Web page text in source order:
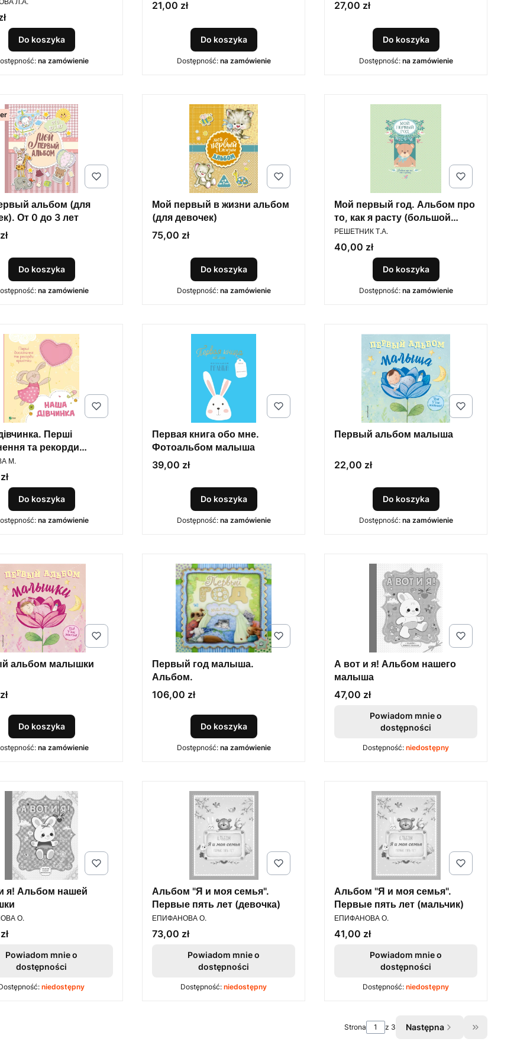
Do koszyka
na zamówienie
Cena
21,00 zł
Do koszyka
Dostępność: na zamówienie
Cena
27,00 zł
Do koszyka
Dostępność: na zamówienie
альбом (для
От 0 до 3 лет
Do koszyka
na zamówienie
Мой первый в жизни альбом
(для девочек)
Cena
75,00 zł
Do koszyka
Dostępność: na zamówienie
Мой первый год. Альбом про
то, как я расту (большой
формат)
PRODUCENT
РЕШЕТНИК Т.А.
Cena
40,00 zł
Do koszyka
Dostępność: na zamówienie
Перші
та рекорди
М.
Do koszyka
na zamówienie
Первая книга обо мне.
Фотоальбом малыша
Cena
39,00 zł
Do koszyka
Dostępność: na zamówienie
Первый альбом малыша
Cena
22,00 zł
Do koszyka
Dostępność: na zamówienie
альбом малышки
Do koszyka
na zamówienie
Первый год малыша.
Альбом.
Cena
106,00 zł
Do koszyka
Dostępność: na zamówienie
А вот и я! Альбом нашего
малыша
Cena
47,00 zł
Powiadom mnie o
dostępności
Dostępność: niedostępny
я! Альбом нашей
О.
Powiadom mnie o
dostępności
niedostępny
Альбом "Я и моя семья".
Первые пять лет (девочка)
PRODUCENT
ЕПИФАНОВА О.
Cena
73,00 zł
Powiadom mnie o
dostępności
Dostępność: niedostępny
Альбом "Я и моя семья".
Первые пять лет (мальчик)
PRODUCENT
ЕПИФАНОВА О.
Cena
41,00 zł
Powiadom mnie o
dostępności
Dostępność: niedostępny
Strona z 3 Następna Przejdź do